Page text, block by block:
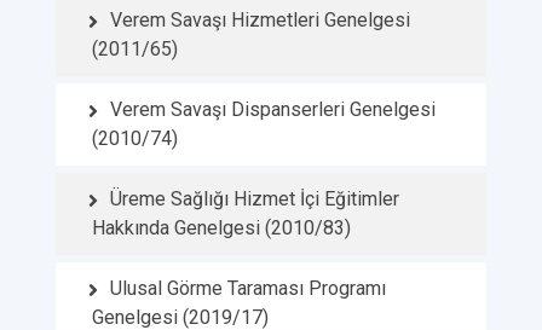
Verem Savaşı Hizmetleri Genelgesi
(2011/65)
Verem Savaşı Dispanserleri Genelgesi
(2010/74)
Üreme Sağlığı Hizmet İçi Eğitimler
Hakkında Genelgesi (2010/83)
Ulusal Görme Taraması Programı
Genelgesi (2019/17)